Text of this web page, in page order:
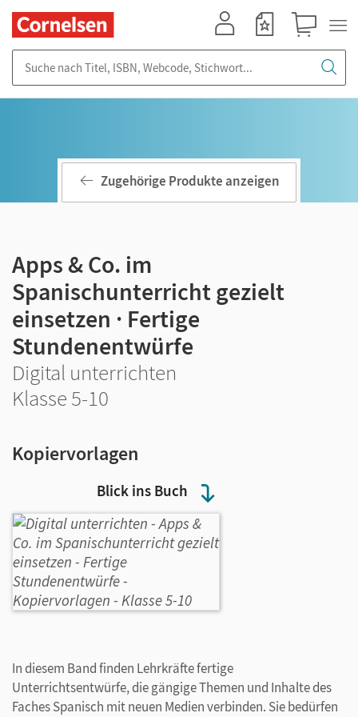
Blick ins Buch
Zugehörige Produkte anzeigen
Apps & Co. im
Spanischunterricht gezielt
einsetzen · Fertige
Stundenentwürfe
Digital unterrichten
Klasse 5-10
Kopiervorlagen
In diesem Band finden Lehrkräfte fertige
Unterrichtsentwürfe, die gängige Themen und Inhalte des
Faches Spanisch mit neuen Medien verbinden. Sie bedürfen